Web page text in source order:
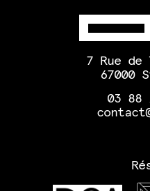
7 Rue
67000
03 88